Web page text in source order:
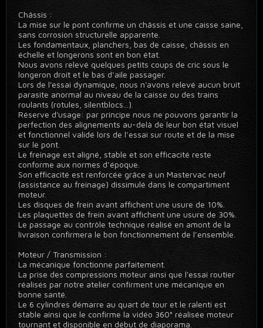
Châssis :
La mise sur le pont confirme un châssis et une caisse saine,
sans corrosion structurelle apparente.
Les fondamentaux, planchers, bas de caisse, châssis en
échelle et longerons sont en bon état.
Nous avons relevé quelques petits coups de cric sous le
longeron droit et le bas d’aile passager.
Lors de l'essai dynamique, nous n'avons relevé aucun bruit
parasite anormal au niveau de la caisse ou des trains
roulants (rotules, silentblocs...).
Réserve d'usage: par principe nous ne pouvons garantir la
perfection des alignements au-delà de leur bon état visuel
et fonctionnel validé lors de l’essai sur route et de la mise
sur le pont.
Le freinage est aligné, stable et son efficacité reste
conforme aux normes d’époque.
Son efficacité est renforcée grâce à un Mastervac neuf
(assistance au freinage) dissimulé dans le compartiment
moteur.
Les disques de frein avant affichent une usure de 10%.
Les plaquettes de frein avant affichent une usure de 30%.
Le passage au contrôle technique réalisé en amont de la
livraison confirmera le bon fonctionnement de l’ensemble.
Moteur / Transmission :
La mécanique fonctionne parfaitement.
La prise des compressions moteur ainsi que l'essai routier
réalisés par notre atelier confirment une mécanique en
bonne santé.
Le 6 cylindres démarre au quart de tour et le ralenti est
stable ainsi que le confirme la vidéo 360° réalisée moteur
tournant et disponible en début de diaporama.